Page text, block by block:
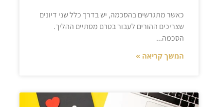
כאשר מתגרשים בהסכמה, יש בדרך כלל שני דיונים
שצריכים ההורים לעבור בטרם מסתיים ההליך.
הסכמה
המשך קריאה »